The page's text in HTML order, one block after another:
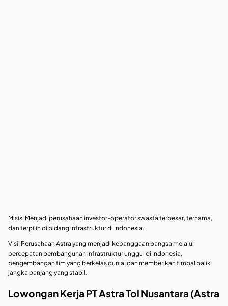
Misis: Menjadi perusahaan investor-operator swasta terbesar, ternama,
dan terpilih di bidang infrastruktur di Indonesia.
Visi: Perusahaan Astra yang menjadi kebanggaan bangsa melalui
percepatan pembangunan infrastruktur unggul di Indonesia,
pengembangan tim yang berkelas dunia, dan memberikan timbal balik
jangka panjang yang stabil.
Lowongan Kerja PT Astra Tol Nusantara (Astra